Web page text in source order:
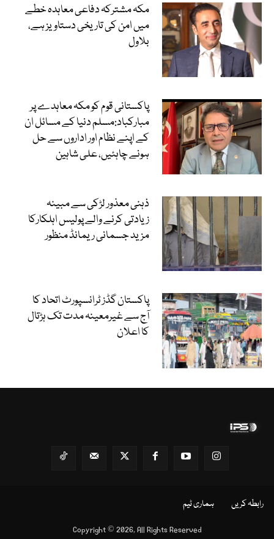
مکہ مشترکہ دفاعی معاہدہ خطے
میں امن کی تاریخی دستاویز ہے،
بلاول
پاکستانی قوم کو مکہ معاہدے پر
مبارکباد:مسلم دنیا کے مسائل ان
کے اپنے نظام اور اداروں سے حل
ہونے چاہئیں، علی شاہین
ذہنی معذور لڑکی سے مبینہ
زیادتی کرنے والے پولیس اہلکارکا
مزید جسمانی ریمانڈ منظور
پاکستان گڈز ٹرانسپورٹ اتحاد کا
آج سے غیرمعینہ مدت تک ہڑتال
کا اعلان
Copyright © 2026, All Rights Reserved
رابطہ کریں ہماری ٹیم